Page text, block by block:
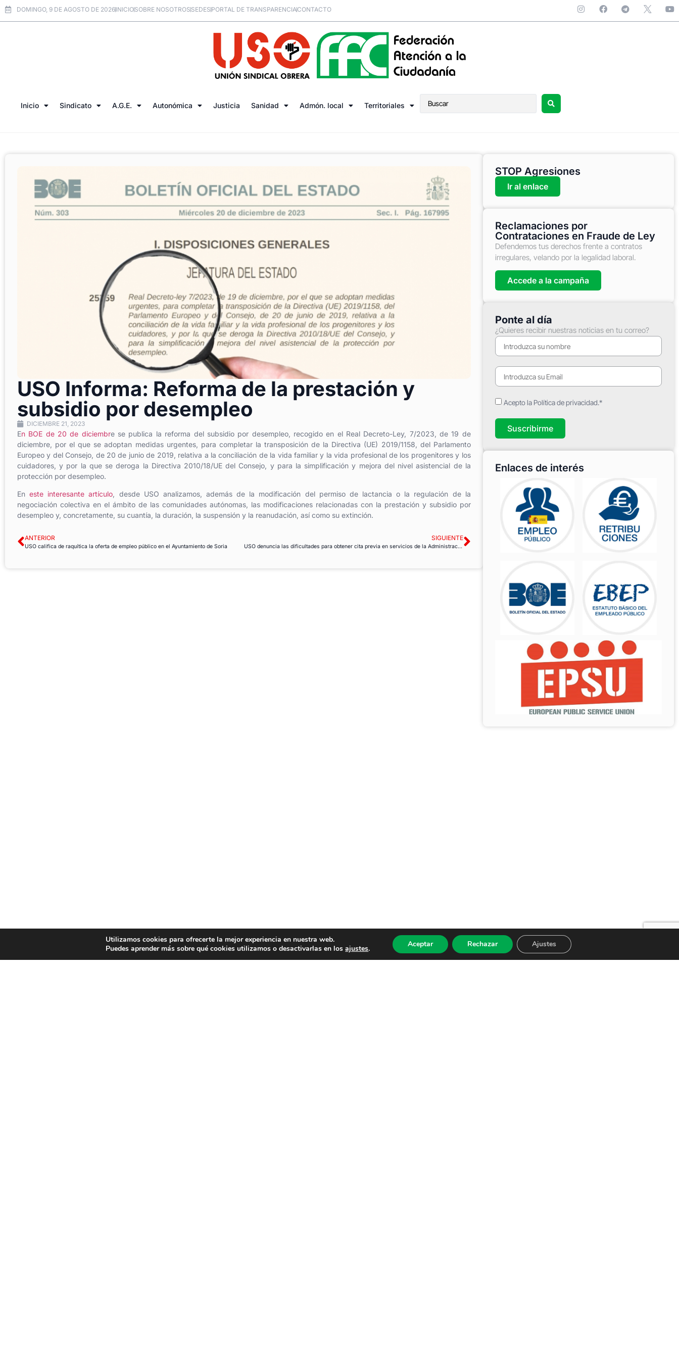
DOMINGO, 9 DE AGOSTO DE 2026INICIOSOBRE NOSOTROSSEDESPORTAL DE TRANSPARENCIACONTACTO
Inicio Sindicato A.G.E. Autonómica Justicia Sanidad Admón. local Territoriales
USO Informa: Reforma de la prestación y
subsidio por desempleo
DICIEMBRE 21, 2023
En BOE de 20 de diciembre se publica la reforma del subsidio por desempleo, recogido en el Real Decreto-Ley, 7/2023, de 19 de
diciembre, por el que se adoptan medidas urgentes, para completar la transposición de la Directiva (UE) 2019/1158, del Parlamento
Europeo y del Consejo, de 20 de junio de 2019, relativa a la conciliación de la vida familiar y la vida profesional de los progenitores y los
cuidadores, y por la que se deroga la Directiva 2010/18/UE del Consejo, y para la simplificación y mejora del nivel asistencial de la
protección por desempleo.
Eneste interesante artículo, desde USO analizamos, además de la modificación del permiso de lactancia o la regulación de la
negociación colectiva en el ámbito de las comunidades autónomas, las modificaciones relacionadas con la prestación y subsidio por
desempleo y, concretamente, su cuantía, la duración, la suspensión y la reanudación, así como su extinción.
ANTERIOR
USO califica de raquítica la oferta de empleo público en el Ayuntamiento de Soria
SIGUIENTE
USO denuncia las dificultades para obtener cita previa en servicios de la Administración
STOP Agresiones
Ir al enlace
Reclamaciones por
Contrataciones en Fraude de Ley
Defendemos tus derechos frente a contratos
irregulares, velando por la legalidad laboral.
Accede a la campaña
Ponte al día
¿Quieres recibir nuestras noticias en tu correo?
Acepto la Política de privacidad.*
Suscribirme
Enlaces de interés
Utilizamos cookies para ofrecerte la mejor experiencia en nuestra web.
Puedes aprender más sobre qué cookies utilizamos o desactivarlas en losajustes. Aceptar Rechazar Ajustes